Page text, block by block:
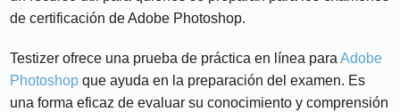
de certificación de Adobe Photoshop.
Testizer ofrece una prueba de práctica en línea paraAdobe
Photoshop que ayuda en la preparación del examen. Es
una forma eficaz de evaluar su conocimiento y comprensión